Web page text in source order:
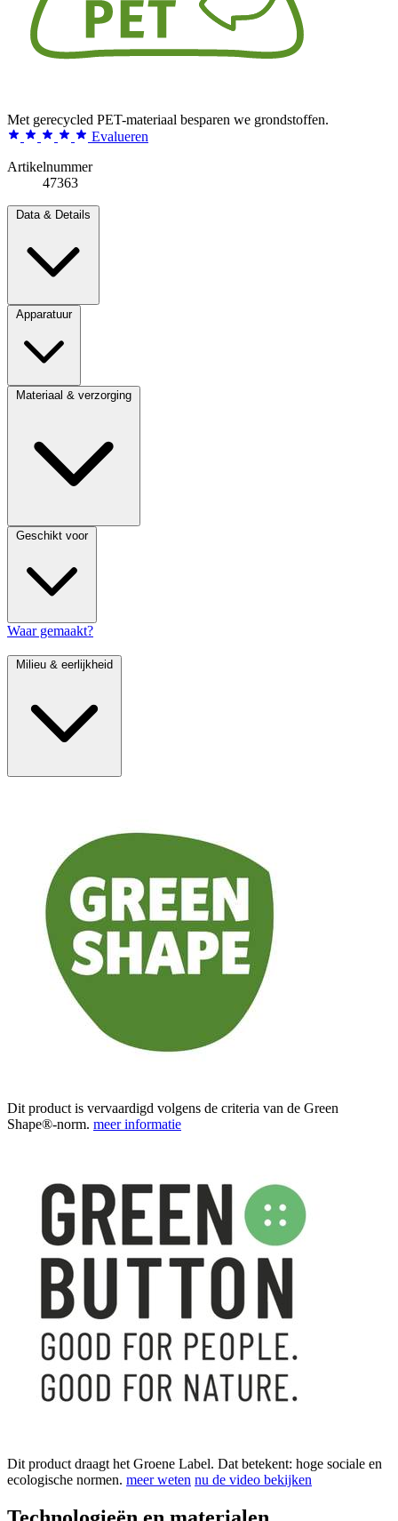
Met gerecycled PET-materiaal besparen we grondstoffen.
Evalueren
Artikelnummer
47363
Data & Details
Apparatuur
Materiaal & verzorging
Geschikt voor
Waar gemaakt?
Milieu & eerlijkheid
Dit product is vervaardigd volgens de criteria van de Green
Shape®-norm. meer informatie
Dit product draagt het Groene Label. Dat betekent: hoge sociale en
ecologische normen. meer weten nu de video bekijken